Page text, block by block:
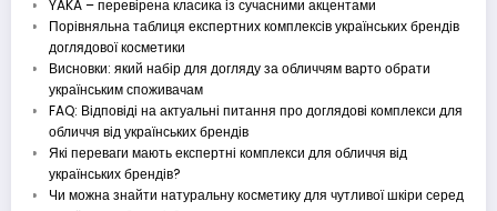
YAKA – перевірена класика із сучасними акцентами
Порівняльна таблиця експертних комплексів українських брендів
доглядової косметики
Висновки: який набір для догляду за обличчям варто обрати
українським споживачам
FAQ: Відповіді на актуальні питання про доглядові комплекси для
обличчя від українських брендів
Які переваги мають експертні комплекси для обличчя від
українських брендів?
Чи можна знайти натуральну косметику для чутливої шкіри серед